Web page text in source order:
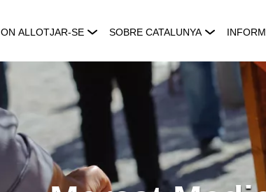
ON ALLOTJAR-SE SOBRE CATALUNYA